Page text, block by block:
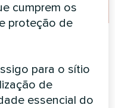
de calor split Artic
Home Basic series
cumprem os
proteção de
para o sítio
de
essencial do